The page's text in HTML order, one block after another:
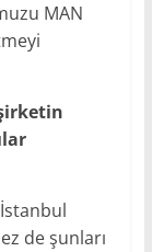
MAN
de şunları